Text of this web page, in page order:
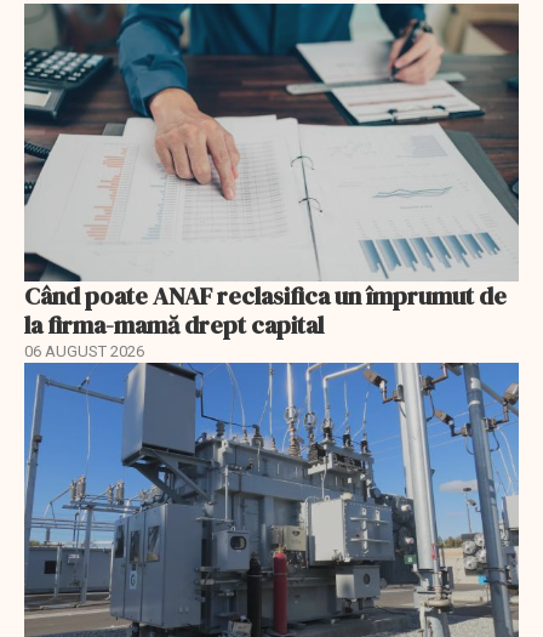
Când poate ANAF reclasifica un împrumut de
la firma-mamă drept capital
06 AUGUST 2026